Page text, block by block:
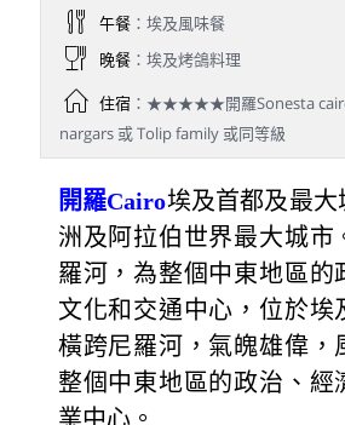
午餐：埃及風味餐
晚餐：埃及烤鴿料理
住宿：★★★★★開羅Sonesta cairo
nargars 或 Tolip family 或同等級
開羅Cairo埃及首都及最
洲及阿拉伯世界最大城市
羅河，為整個中東地區的
文化和交通中心，位於埃
橫跨尼羅河，氣魄雄偉，
整個中東地區的政治、經
業中心。